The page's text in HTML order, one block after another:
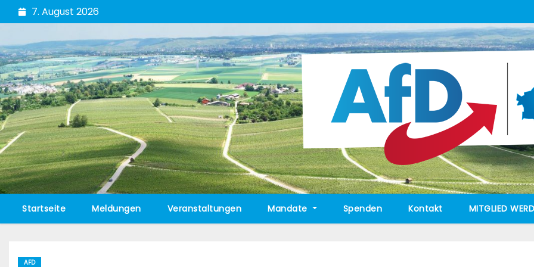
Zum
Inhalt
springen
7. August 2026
Startseite Meldungen Veranstaltungen Mandate Spenden Kontakt MITGLIED
AFD